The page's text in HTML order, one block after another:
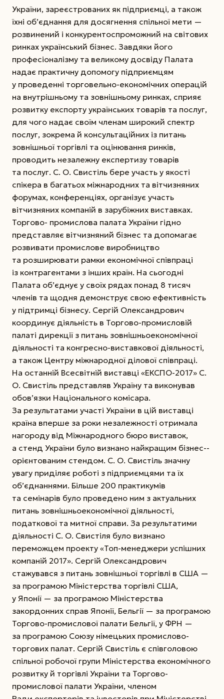
України, зареєстрованих як підприємці, а також
їхні об’єднання для досягнення спільної мети —
розвинений і конкурентоспроможний на світових
ринках український бізнес. Завдяки його
професіоналізму та великому досвіду Палата
надає практичну допомогу підприємцям
у проведенні торговельно-економічних операцій
на внутрішньому та зовнішньому ринках, сприяє
розвитку експорту українських товарів та послуг,
для чого надає своїм членам широкий спектр
послуг, зокрема й консультаційних із питань
зовнішньої торгівлі та оцінювання ринків,
проводить незалежну експертизу товарів
та послуг. С. О. Свистіль бере участь у якості
спікера в багатьох міжнародних та вітчизняних
форумах, конференціях, організує участь
вітчизняних компаній в зарубіжних виставках.
Торгово- промислова палата України гідно
представляє вітчизняний бізнес та допомагає
розвивати промислове виробництво
та розширювати рамки економічної співпраці
із контрагентами з інших країн. На сьогодні
Палата об’єднує у своїх рядах понад 8 тисяч
членів та щодня демонструє свою ефективність
у підтримці бізнесу. Сергій Олександрович
координує діяльність в Торгово-промисловій
палаті дирекції з питань зовнішньоекономічної
діяльності та конгресно-виставкової діяльності,
а також Центру міжнародної ділової співпраці.
На останній Всесвітній виставці «­ЕКСПО-2017» С.
О. Свистіль представляв Україну та виконував
обов’язки Національного комісара.
За результатами участі України в цій виставці
країна вперше за роки незалежності отримала
нагороду від Міжнародного бюро виставок,
а стенд України було визнано найкращим бізнес-­
орієнтованим стендом. С. О. Свистіль значну
увагу приділяє роботі з підприємцями та їх
об’єднаннями. Більше 200 практикумів
та семінарів було проведено ним з актуальних
питань зовнішньоекономічної діяльності,
податкової та митної справи. За результатими
діяльності С. О. Свистіля було визнано
переможцем проекту «Топ-менеджери успішних
компаній 2017». Сергій Олександрович
стажувався з питань зовнішньої торгівлі в США —
за програмою Міністерства торгівлі США,
у Японії — за програмою Міністерства
закордонних справ Японії, Бельгії — за програмою
Торгово-промислової палати Бельгії, у ФРН —
за програмою Союзу німецьких промислово-
торгових палат. Сергій Свистіль є співголовою
спільної робочої групи Міністерства економічного
розвитку й торгівлі України та Торгово-
промислової палати України, членом